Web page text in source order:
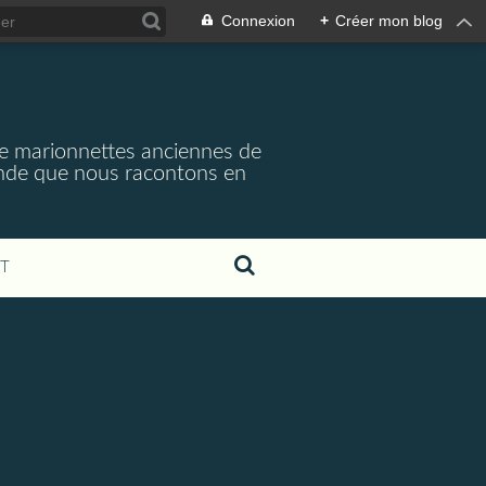
Connexion + Créer mon blog
marionnettes anciennes de
que nous racontons en